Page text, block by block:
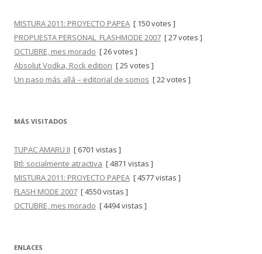
MISTURA 2011: PROYECTO PAPEA [ 150 votes ]
PROPUESTA PERSONAL_FLASHMODE 2007 [ 27 votes ]
OCTUBRE, mes morado [ 26 votes ]
Absolut Vodka, Rock edition [ 25 votes ]
Un paso más allá – editorial de somos [ 22 votes ]
MÁS VISITADOS
TUPAC AMARU II [ 6701 vistas ]
Btl: socialmente atractiva [ 4871 vistas ]
MISTURA 2011: PROYECTO PAPEA [ 4577 vistas ]
FLASH MODE 2007 [ 4550 vistas ]
OCTUBRE, mes morado [ 4494 vistas ]
ENLACES